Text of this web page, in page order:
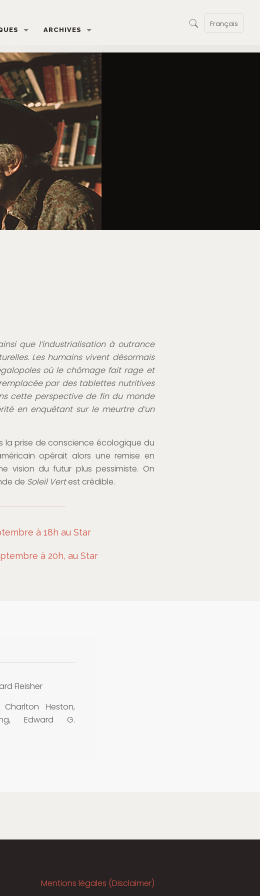
ARCHIVES
Français
que l’industrialisation à outrance
Les humains vivent désormais
où le chômage fait rage et
par des tablettes nutritives
cette perspective de fin du monde
en enquêtant sur le meurtre d’un
la prise de conscience écologique du
opérait alors une remise en
vision du futur plus pessimiste. On
de Soleil Vertest crédible.
à 18h au Star
à 20h, au Star
Fleisher
Heston,
Edward G.
Mentions légales (Disclaimer)